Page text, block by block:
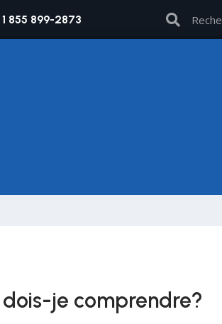
1 855 899-2873
je comprendre?